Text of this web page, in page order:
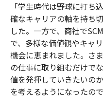
「学生時代は野球に打ち
確なキャリアの軸を持ち
した。一方で、商社で
で、多様な価値観やキャ
機会に恵まれました。さ
の仕事に取り組むだけで
値を発揮していきたいの
を考えるようになったので